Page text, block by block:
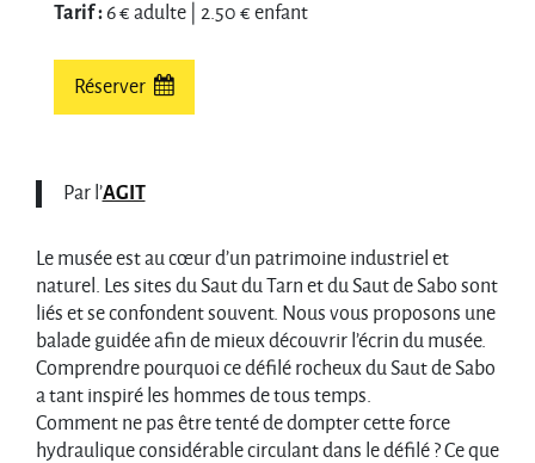
Tarif :6 € adulte | 2.50 € enfant
Réserver
Par l’AGIT
Le musée est au cœur d’un patrimoine industriel et
naturel. Les sites du Saut du Tarn et du Saut de Sabo sont
liés et se confondent souvent. Nous vous proposons une
balade guidée afin de mieux découvrir l’écrin du musée.
Comprendre pourquoi ce défilé rocheux du Saut de Sabo
a tant inspiré les hommes de tous temps.
Comment ne pas être tenté de dompter cette force
hydraulique considérable circulant dans le défilé ? Ce que